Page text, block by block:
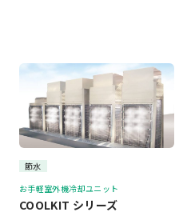
節水
お手軽室外機冷却ユニット
COOLKIT シリーズ